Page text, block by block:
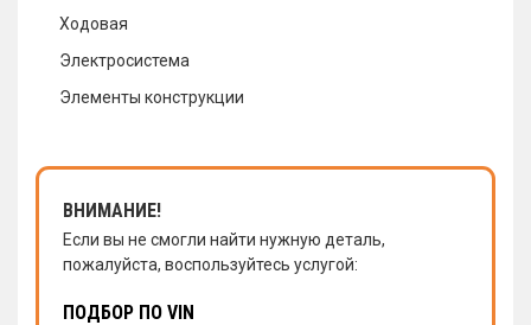
Ходовая
Электросистема
Элементы конструкции
ВНИМАНИЕ!
Если вы не смогли найти нужную деталь,
пожалуйста, воспользуйтесь услугой:
ПОДБОР ПО VIN